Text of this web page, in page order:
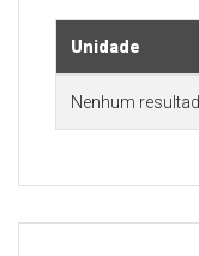
Unidade
Nenhum